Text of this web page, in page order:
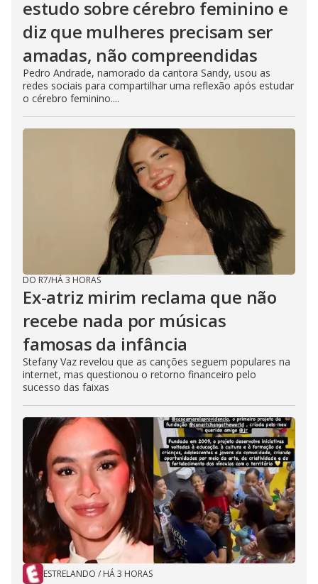
estudo sobre cérebro feminino e
diz que mulheres precisam ser
amadas, não compreendidas
Pedro Andrade, namorado da cantora Sandy, usou as
redes sociais para compartilhar uma reflexão após estudar
o cérebro feminino....
DO R7/HÁ 3 HORAS
Ex-atriz mirim reclama que não
recebe nada por músicas
famosas da infância
Stefany Vaz revelou que as canções seguem populares na
internet, mas questionou o retorno financeiro pelo
sucesso das faixas
ESTRELANDO / HÁ 3 HORAS